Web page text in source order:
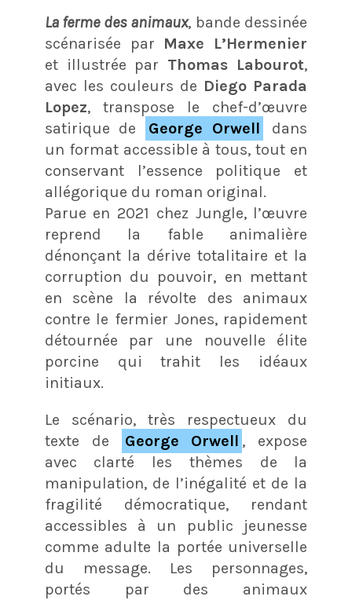
La ferme des animaux, bande dessinée
scénarisée par Maxe L’Hermenier
et illustrée par Thomas Labourot,
avec les couleurs de Diego Parada
Lopez, transpose le chef-d’œuvre
satirique de
George Orwell
dans
un format accessible à tous, tout en
conservant l’essence politique et
allégorique du roman original.
Parue en 2021 chez Jungle, l’œuvre
reprend la fable animalière
dénonçant la dérive totalitaire et la
corruption du pouvoir, en mettant
en scène la révolte des animaux
contre le fermier Jones, rapidement
détournée par une nouvelle élite
porcine qui trahit les idéaux
initiaux.
Le scénario, très respectueux du
texte de
George Orwell , expose
avec clarté les thèmes de la
manipulation, de l’inégalité et de la
fragilité démocratique, rendant
accessibles à un public jeunesse
comme adulte la portée universelle
du message. Les personnages,
portés par des animaux